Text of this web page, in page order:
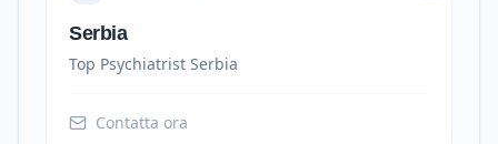
Serbia
Top Psychiatrist Serbia
Contatta ora